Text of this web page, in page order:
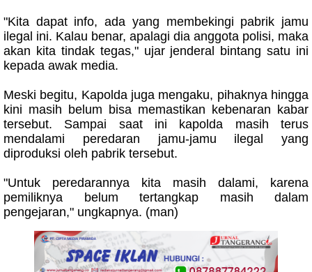
"Kita dapat info, ada yang membekingi pabrik jamu
ilegal ini. Kalau benar, apalagi dia anggota polisi, maka
akan kita tindak tegas," ujar jenderal bintang satu ini
kepada awak media.
Meski begitu, Kapolda juga mengaku, pihaknya hingga
kini masih belum bisa memastikan kebenaran kabar
tersebut. Sampai saat ini kapolda masih terus
mendalami peredaran jamu-jamu ilegal yang
diproduksi oleh pabrik tersebut.
"Untuk peredarannya kita masih dalami, karena
pemiliknya belum tertangkap masih dalam
pengejaran," ungkapnya. (man)